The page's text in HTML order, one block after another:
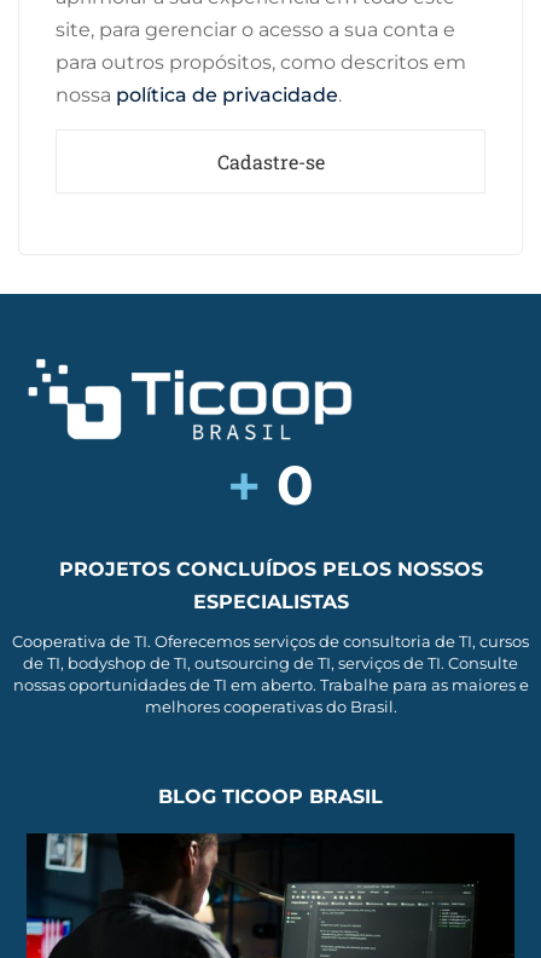
site, para gerenciar o acesso a sua conta e
para outros propósitos, como descritos em
nossa política de privacidade.
Cadastre-se
+ 0
PROJETOS CONCLUÍDOS PELOS NOSSOS
ESPECIALISTAS
Cooperativa de TI. Oferecemos serviços de consultoria de TI, cursos
de TI, bodyshop de TI, outsourcing de TI, serviços de TI. Consulte
nossas oportunidades de TI em aberto. Trabalhe para as maiores e
melhores cooperativas do Brasil.
BLOG TICOOP BRASIL